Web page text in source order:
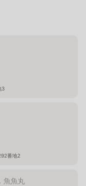
3
番地2
魚魚丸